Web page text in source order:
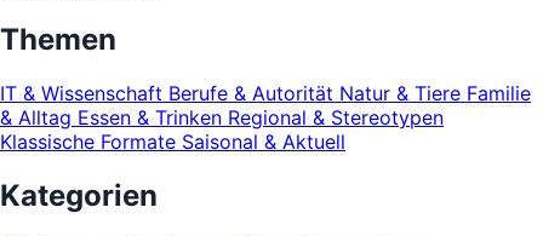
Themen
IT & Wissenschaft Berufe & Autorität Natur & Tiere Familie
& Alltag Essen & Trinken Regional & Stereotypen
Klassische Formate Saisonal & Aktuell
Kategorien